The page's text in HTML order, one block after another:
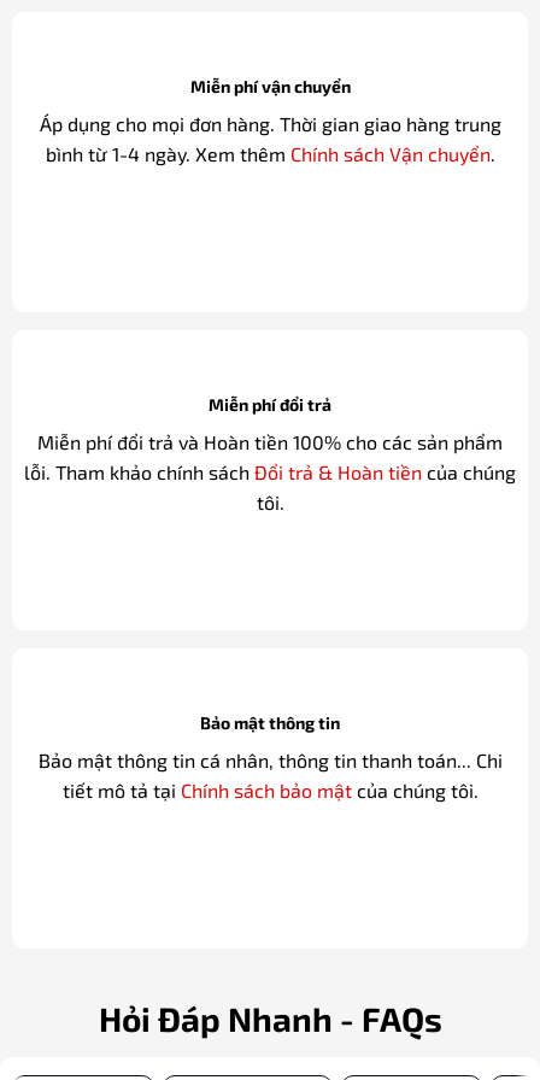
Miễn phí vận chuyển
Áp dụng cho mọi đơn hàng. Thời gian giao hàng trung
bình từ 1-4 ngày. Xem thêm Chính sách Vận chuyển.
Miễn phí đổi trả
Miễn phí đổi trả và Hoàn tiền 100% cho các sản phẩm
lỗi. Tham khảo chính sách Đổi trả & Hoàn tiền của chúng
tôi.
Bảo mật thông tin
Bảo mật thông tin cá nhân, thông tin thanh toán... Chi
tiết mô tả tại Chính sách bảo mậtcủa chúng tôi.
Hỏi Đáp Nhanh - FAQs